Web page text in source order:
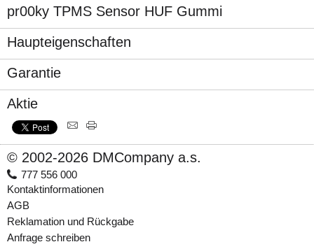
pr00ky TPMS Sensor HUF Gummi
Haupteigenschaften
Garantie
Aktie
© 2002-2026 DMCompany a.s.
777 556 000
Kontaktinformationen
AGB
Reklamation und Rückgabe
Anfrage schreiben